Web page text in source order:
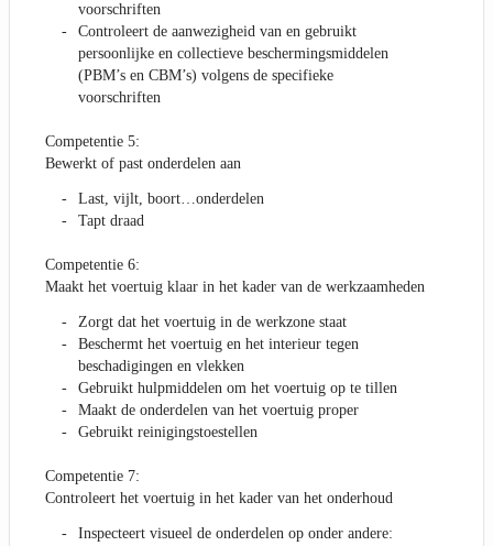
voorschriften
Controleert de aanwezigheid van en gebruikt
persoonlijke en collectieve beschermingsmiddelen
(PBM’s en CBM’s) volgens de specifieke
voorschriften
Competentie 5:
Bewerkt of past onderdelen aan
Last, vijlt, boort…onderdelen
Tapt draad
Competentie 6:
Maakt het voertuig klaar in het kader van de werkzaamheden
Zorgt dat het voertuig in de werkzone staat
Beschermt het voertuig en het interieur tegen
beschadigingen en vlekken
Gebruikt hulpmiddelen om het voertuig op te tillen
Maakt de onderdelen van het voertuig proper
Gebruikt reinigingstoestellen
Competentie 7:
Controleert het voertuig in het kader van het onderhoud
Inspecteert visueel de onderdelen op onder andere: